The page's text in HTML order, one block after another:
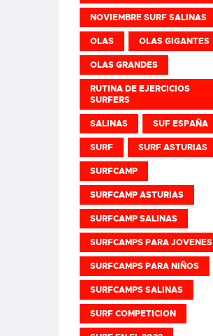
NOVIEMBRE SURF SALINAS
OLAS OLAS GIGANTES
OLAS GRANDES
RUTINA DE EJERCICIOS
SURFERS
SALINAS SUF ESPAÑA
SURF SURF ASTURIAS
SURFCAMP
SURFCAMP ASTURIAS
SURFCAMP SALINAS
SURFCAMPS PARA JOVENES
SURFCAMPS PARA NIÑOS
SURFCAMPS SALINAS
SURF COMPETICION